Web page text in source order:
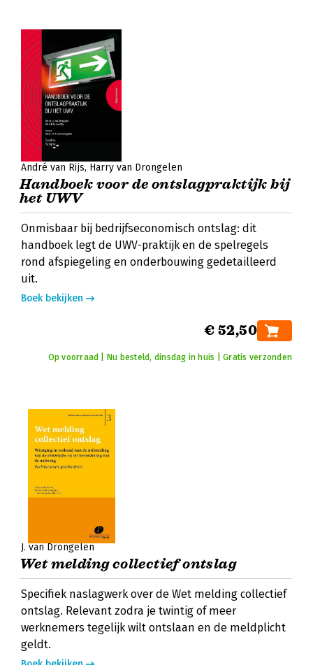
André van Rijs Harry van Drongelen
Handboek voor de ontslagpraktijk bij
het UWV
Onmisbaar bij bedrijfseconomisch ontslag: dit
handboek legt de UWV-praktijk en de spelregels
rond afspiegeling en onderbouwing gedetailleerd
uit.
Boek bekijken
€ 52,50
Op voorraad | Nu besteld, dinsdag in huis | Gratis verzonden
J. van Drongelen
Wet melding collectief ontslag
Specifiek naslagwerk over de Wet melding collectief
ontslag. Relevant zodra je twintig of meer
werknemers tegelijk wilt ontslaan en de meldplicht
geldt.